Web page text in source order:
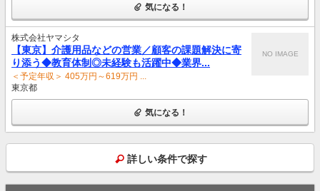
気になる！
株式会社ヤマシタ
【東京】介護用品などの営業／顧客の課題解決に寄
り添う◆教育体制◎未経験も活躍中◆業界...
＜予定年収＞ 405万円～619万円 ...
東京都
NO IMAGE
気になる！
詳しい条件で探す